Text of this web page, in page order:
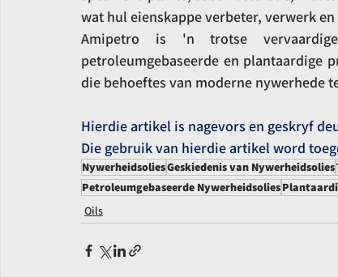
wat hul eienskappe verbeter, verwerk
Amipetro is 'n trotse
petroleumgebaseerde en plantaardige
die behoeftes van moderne nywerhede
Hierdie artikel is nagevors en geskryf
Die gebruik van hierdie artikel word
NywerheidsoliesGeskiedenis van Nywerheidsolies
Petroleumgebaseerde Nywerheidsolies
Oils